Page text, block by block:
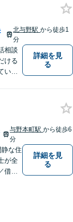
北与野駅から徒歩1
分
相談
ける
ま
断
ル
下さ
詳細を見
る
与野本町駅から徒歩6
分
静な住
が全
借
詳細を見
る